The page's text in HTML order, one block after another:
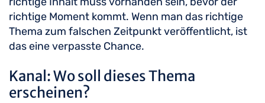
richtige Moment kommt. Wenn man das richtige
Thema zum falschen Zeitpunkt veröffentlicht, ist
das eine verpasste Chance.
Kanal: Wo soll dieses Thema
erscheinen?